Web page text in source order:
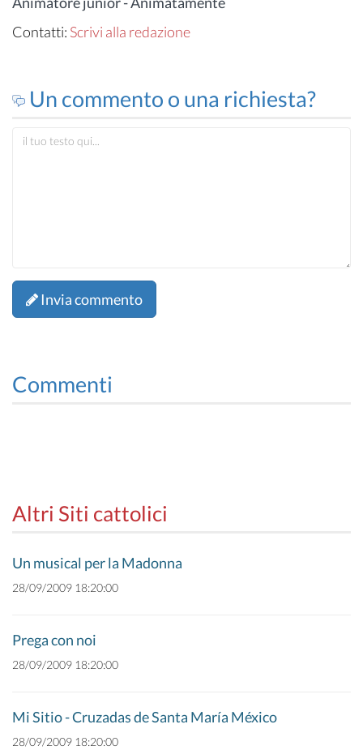
Contatti: Scrivi alla redazione
Un commento o una richiesta?
Invia commento
Commenti
Altri Siti cattolici
Un musical per la Madonna
28/09/2009 18:20:00
Prega con noi
28/09/2009 18:20:00
Mi Sitio - Cruzadas de Santa María México
28/09/2009 18:20:00